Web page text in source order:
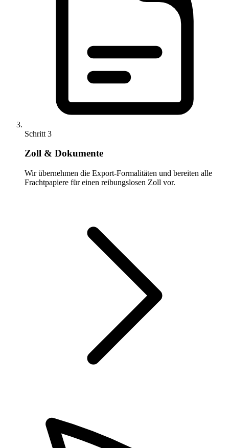
Schritt 3
Zoll & Dokumente
Wir übernehmen die Export-Formalitäten und bereiten alle
Frachtpapiere für einen reibungslosen Zoll vor.